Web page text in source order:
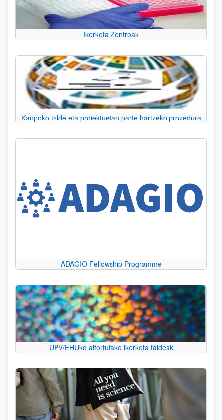
Ikerketa Zentroak
Kanpoko talde eta proiektuetan parte hartzeko prozedura
ADAGIO Fellowship Programme
UPV/EHUko aitortutako ikerketa taldeak